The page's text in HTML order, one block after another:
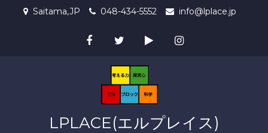
Saitama,JP 048-434-5552 info@lplace.jp
LPLACE(エルプレイス)